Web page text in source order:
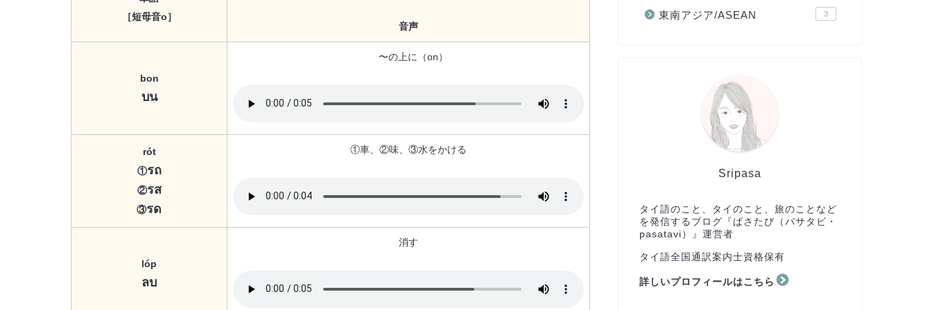
［短母音o］
音声
bon
บน
〜の上に（on）
rót
①รถ
②รส
③รด
①車、②味、③水をかける
lóp
ลบ
消す
東南アジア/ASEAN 3
Sripasa
タイ語のこと、タイのこと、旅のことなど
を発信するブログ『ぱさたび（パサタビ・
pasatavi）』運営者
タイ語全国通訳案内士資格保有
詳しいプロフィールはこちら